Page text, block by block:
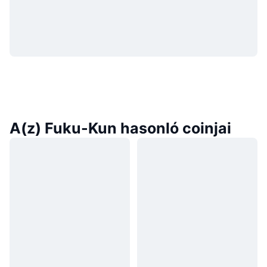
A(z) Fuku-Kun hasonló coinjai